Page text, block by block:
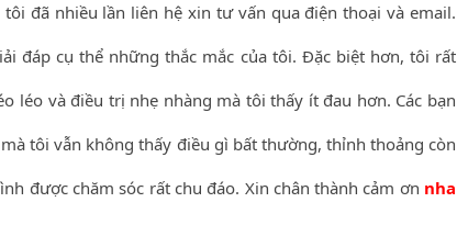
đã nhiều lần liên hệ xin tư vấn qua điện thoại và email.
đáp cụ thể những thắc mắc của tôi. Đặc biệt hơn, tôi rất
léo và điều trị nhẹ nhàng mà tôi thấy ít đau hơn. Các bạn
tôi vẫn không thấy điều gì bất thường, thỉnh thoảng còn
được chăm sóc rất chu đáo. Xin chân thành cảm ơn nha